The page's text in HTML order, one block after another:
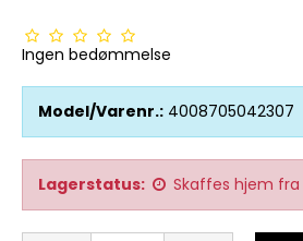
Ingen bedømmelse
Model/Varenr.: 4008705042307
Lagerstatus: Skaffes hjem